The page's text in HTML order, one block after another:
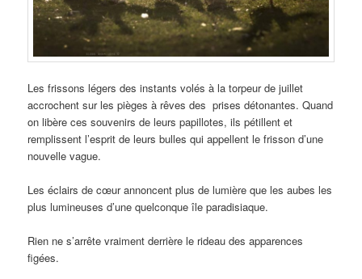
Les frissons légers des instants volés à la torpeur de juillet
accrochent sur les pièges à rêves des prises détonantes. Quand
on libère ces souvenirs de leurs papillotes, ils pétillent et
remplissent l’esprit de leurs bulles qui appellent le frisson d’une
nouvelle vague.
Les éclairs de cœur annoncent plus de lumière que les aubes les
plus lumineuses d’une quelconque île paradisiaque.
Rien ne s’arrête vraiment derrière le rideau des apparences
figées.